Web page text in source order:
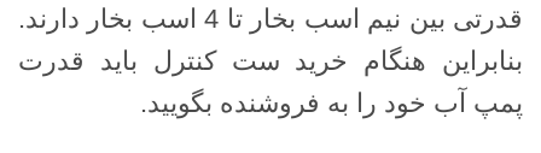
قدرتی بین نیم اسب بخار تا 4 اسب بخار دارند.
بنابراین هنگام خرید ست کنترل باید قدرت
پمپ آب خود را به فروشنده بگویید.